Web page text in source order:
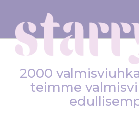
2000
teimme